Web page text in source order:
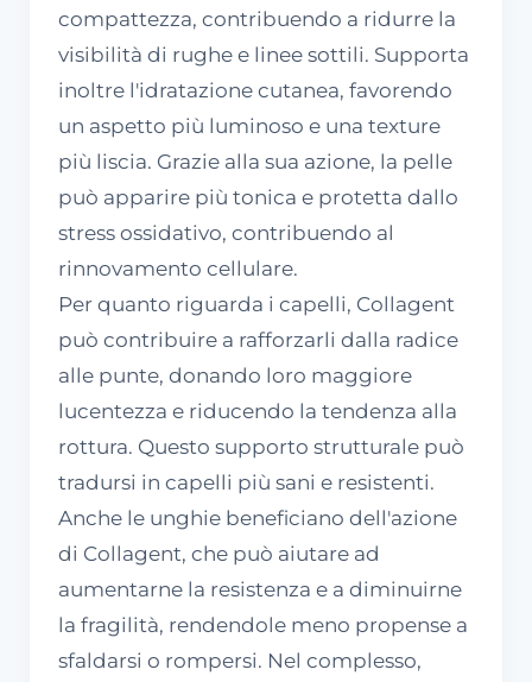
compattezza, contribuendo a ridurre la
visibilità di rughe e linee sottili. Supporta
inoltre l'idratazione cutanea, favorendo
un aspetto più luminoso e una texture
più liscia. Grazie alla sua azione, la pelle
può apparire più tonica e protetta dallo
stress ossidativo, contribuendo al
rinnovamento cellulare.
Per quanto riguarda i capelli, Collagent
può contribuire a rafforzarli dalla radice
alle punte, donando loro maggiore
lucentezza e riducendo la tendenza alla
rottura. Questo supporto strutturale può
tradursi in capelli più sani e resistenti.
Anche le unghie beneficiano dell'azione
di Collagent, che può aiutare ad
aumentarne la resistenza e a diminuirne
la fragilità, rendendole meno propense a
sfaldarsi o rompersi. Nel complesso,